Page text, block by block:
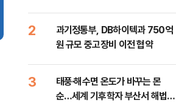
2
과기정통부, DB하이텍과 750억
원 규모 중고장비 이전 협약
3
태풍·해수면 온도가 바꾸는 몬
순…세계 기후학자 부산서 해법